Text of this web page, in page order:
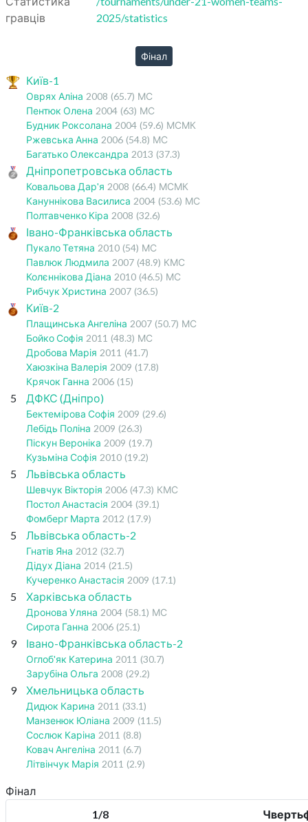
гравців
2025/statistics
Фінал
Київ-1
Оврях Аліна 2008 (65.7) МС
Пентюк Олена 2004 (63) МС
Будник Роксолана 2004 (59.6) МСМК
Ржевська Анна 2006 (54.8) МС
Багатько Олександра 2013 (37.3)
Дніпропетровська область
Ковальова Дар'я 2008 (66.4) МСМК
Кануннікова Василиса 2004 (53.6) МС
Полтавченко Кіра 2008 (32.6)
Івано-Франківська область
Пукало Тетяна 2010 (54) МС
Павлюк Людмила 2007 (48.9) КМС
Колєннікова Діана 2010 (46.5) МС
Рибчук Христина 2007 (36.5)
Київ-2
Плащинська Ангеліна 2007 (50.7) МС
Бойко Софія 2011 (48.3) МС
Дробова Марія 2011 (41.7)
Хаюзкіна Валерія 2009 (17.8)
Крячок Ганна 2006 (15)
5 ДФКС (Дніпро)
Бектемірова Софія 2009 (29.6)
Лебідь Поліна 2009 (26.3)
Піскун Вероніка 2009 (19.7)
Кузьміна Софія 2010 (19.2)
5 Львівська область
Шевчук Вікторія 2006 (47.3) КМС
Постол Анастасія 2004 (39.1)
Фомберг Марта 2012 (17.9)
5 Львівська область-2
Гнатів Яна 2012 (32.7)
Дідух Діана 2014 (21.5)
Кучеренко Анастасія 2009 (17.1)
5 Харківська область
Дронова Уляна 2004 (58.1) МС
Сирота Ганна 2006 (25.1)
9 Івано-Франківська область-2
Оглоб'як Катерина 2011 (30.7)
Зарубіна Ольга 2008 (29.2)
9 Хмельницька область
Дидюк Карина 2011 (33.1)
Манзенюк Юліана 2009 (11.5)
Сослюк Каріна 2011 (8.8)
Ковач Ангеліна 2011 (6.7)
Літвінчук Марія 2011 (2.9)
Фінал
1/8